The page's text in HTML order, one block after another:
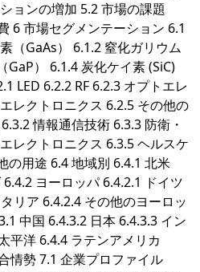
ョンの増加 5.2 市場の課題
6 市場セグメンテーション 6.1
（GaAs） 6.1.2 窒化ガリウム
GaP） 6.1.4 炭化ケイ素 (SiC)
LED 6.2.2 RF 6.2.3 オプトエレ
レクトロニクス 6.2.5 その他の
情報通信技術 6.3.3 防衛・
レクトロニクス 6.3.5 ヘルスケ
の用途 6.4 地域別 6.4.1 北米
ヨーロッパ 6.4.2.1 ドイツ
リア 6.4.2.4 その他のヨーロッ
中国 6.4.3.2 日本 6.4.3.3 イン
平洋 6.4.4 ラテンアメリカ
情勢 7.1 企業プロファイル